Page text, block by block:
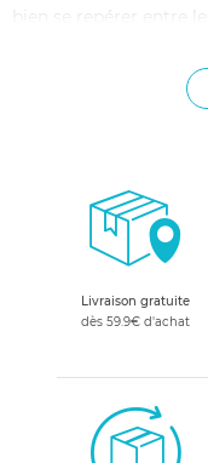
bien se repérer entre
les meilleures
préparation des
Livraison gratuite
dès 59.9€ d'achat